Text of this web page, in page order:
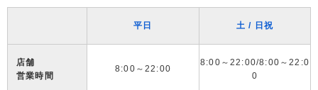
平日 土 / 日祝
店舗
営業時間
8:00～22:00
8:00～22:00/8:00～22:0
0